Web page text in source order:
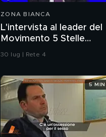
ZONA BIANCA
L'intervista al leader del
Movimento 5 Stelle
Giuseppe Conte
30 lug | Rete 4
5 MIN